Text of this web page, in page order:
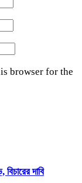
browser for the
দাবি